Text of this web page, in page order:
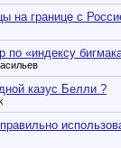
на границе с
по «индексу
казус Белли ?